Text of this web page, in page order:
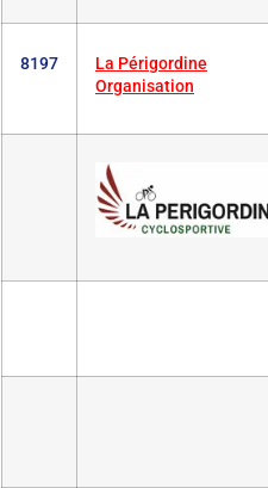
8197
La Périgordine
Organisation